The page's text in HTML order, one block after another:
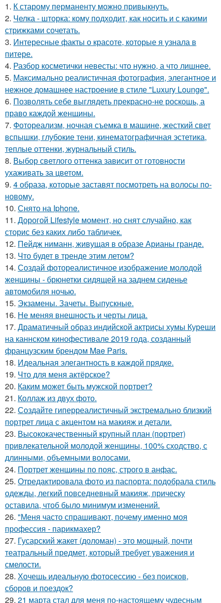
1. К старому перманенту можно привыкнуть.
2. Челка - шторка: кому подходит, как носить и с какими
стрижками сочетать.
3. Интересные факты о красоте, которые я узнала в
питере.
4. Разбор косметички невесты: что нужно, а что лишнее.
5. Максимально реалистичная фотография, элегантное и
нежное домашнее настроение в стиле "Luxury Lounge".
6. Позволять себе выглядеть прекрасно-не роскошь, а
право каждой женщины.
7. Фотореализм, ночная съемка в машине, жесткий свет
вспышки, глубокие тени, кинематографичная эстетика,
теплые оттенки, журнальный стиль.
8. Выбор светлого оттенка зависит от готовности
ухаживать за цветом.
9. 4 образа, которые заставят посмотреть на волосы по-
новому.
10. Снято на Iphone.
11. Дорогой Lifestyle момент, но снят случайно, как
сторис без каких либо табличек.
12. Пейдж ниманн, живущая в образе Арианы гранде.
13. Что будет в тренде этим летом?
14. Создай фотореалистичное изображение молодой
женщины - брюнетки сидящей на заднем сиденье
автомобиля ночью.
15. Экзамены. Зачеты. Выпускные.
16. Не меняя внешность и черты лица.
17. Драматичный образ индийской актрисы хумы Куреши
на каннском кинофестивале 2019 года, созданный
французским брендом Mae Paris.
18. Идеальная элегантность в каждой прядке.
19. Что для меня актёрское?
20. Каким может быть мужской портрет?
21. Коллаж из двух фото.
22. Создайте гиперреалистичный экстремально близкий
портрет лица с акцентом на макияж и детали.
23. Высококачественный крупный план (портрет)
привлекательной молодой женщины, 100% сходство, с
длинными, объемными волосами.
24. Портрет женщины по пояс, строго в анфас.
25. Отредактировала фото из паспорта: подобрала стиль
одежды, легкий повседневный макияж, прическу
оставила, чтоб было минимум изменений.
26. "Меня часто спрашивают, почему именно моя
профессия - парикмахер?
27. Гусарский жакет (доломан) - это мощный, почти
театральный предмет, который требует уважения и
смелости.
28. Хочешь идеальную фотосессию - без поисков,
сборов и поездок?
29. 21 марта стал для меня по-настоящему чудесным